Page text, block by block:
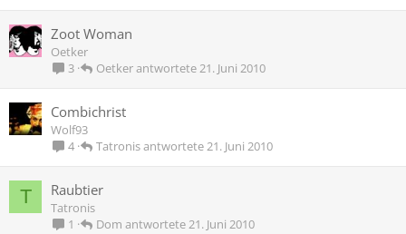
Zoot Woman
Oetker
3
21. Juni 2010
Oetker
Combichrist
Wolf93
4
21. Juni 2010
Tatronis
T Raubtier
Tatronis
1
21. Juni 2010
Dom